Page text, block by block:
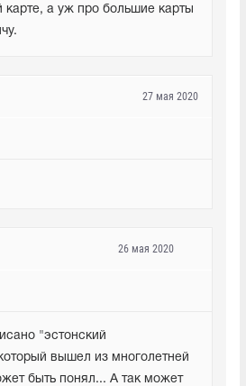
карте, а уж про большие карты
27 мая 2020
26 мая 2020
"эстонский
вышел из многолетней
быть понял... А так может